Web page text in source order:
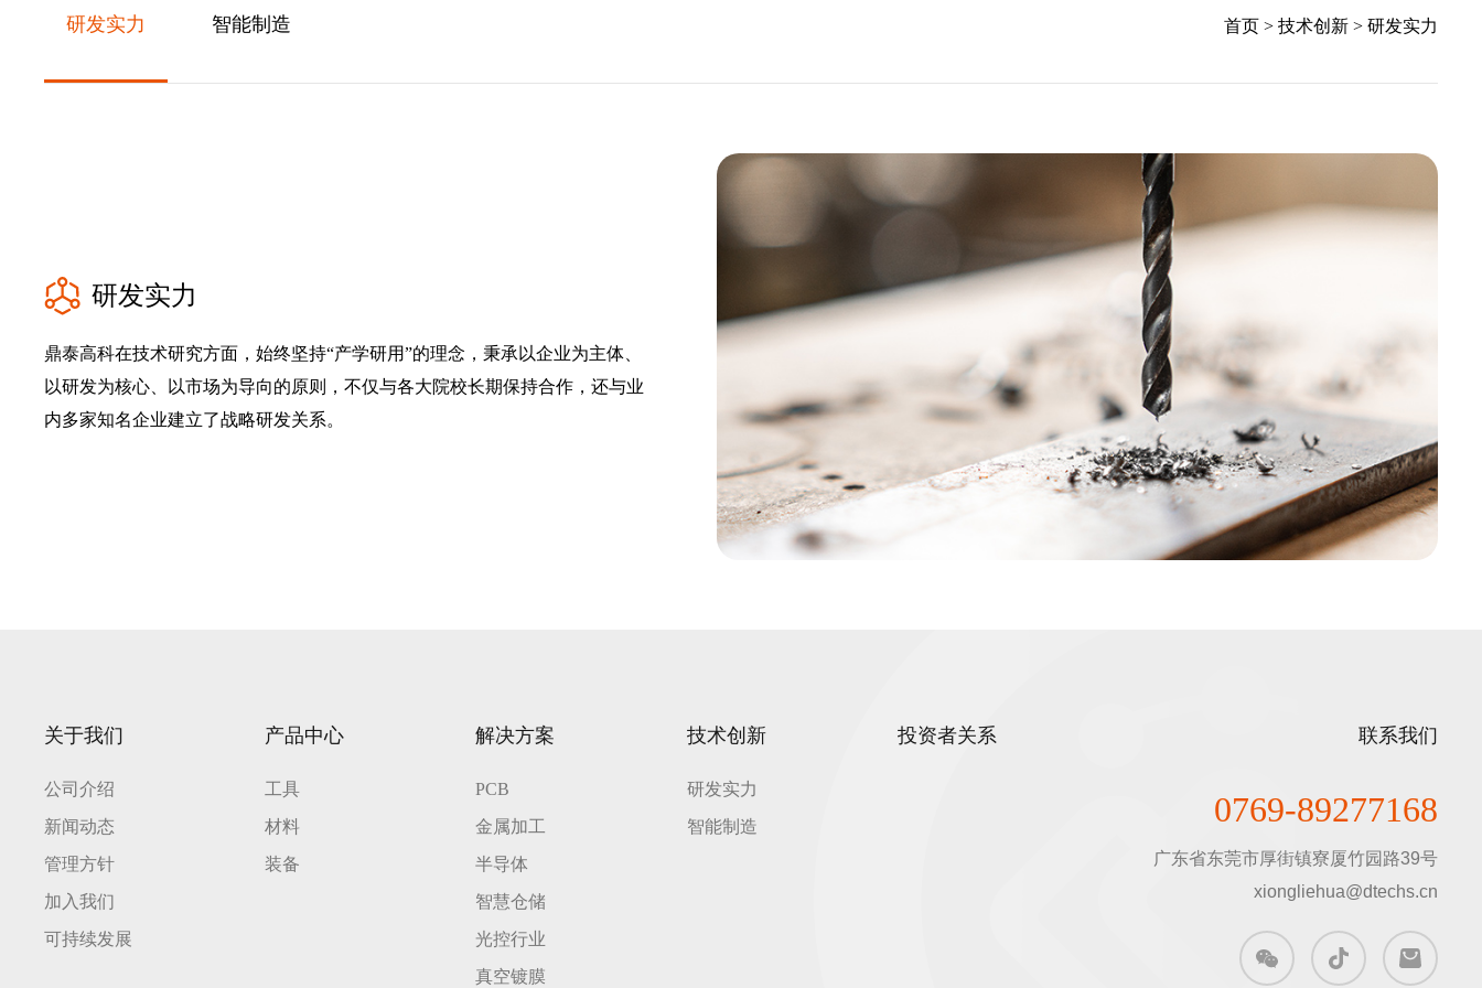
首页> 技术创新> 研发实力
研发实力 智能制造
研发实力
鼎泰高科在技术研究方面，始终坚持“产学研用”的理念，秉承以企业为主体、
以研发为核心、以市场为导向的原则，不仅与各大院校长期保持合作，还与业
内多家知名企业建立了战略研发关系。
关于我们
公司介绍
新闻动态
管理方针
加入我们
可持续发展
产品中心
工具
材料
装备
解决方案
PCB
金属加工
半导体
智慧仓储
光控行业
真空镀膜
技术创新
研发实力
智能制造
投资者关系 联系我们
0769-89277168
广东省东莞市厚街镇寮厦竹园路39号
xiongliehua@dtechs.cn